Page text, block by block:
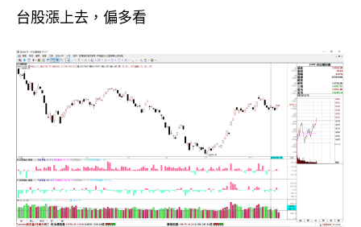
台股漲上去，偏多看